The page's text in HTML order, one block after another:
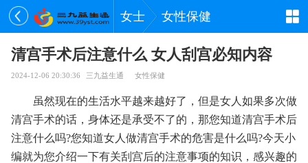
女士 女性保健
清宫手术后注意什么 女人刮宫必知内容
2024-12-06 20:30:36 三九益生通 女性保健
虽然现在的生活水平越来越好了，但是女人如果多次做
清宫手术的话，身体还是承受不了的，那您知道清宫手术后
注意什么吗?您知道女人做清宫手术的危害是什么吗?今天小
编就为您介绍一下有关刮宫后的注意事项的知识，感兴趣的